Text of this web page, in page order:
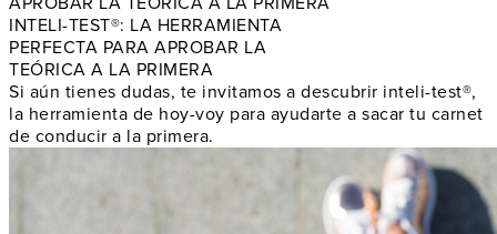
INTELI-TEST®: LA HERRAMIENTA
PERFECTA PARA APROBAR LA
TEÓRICA A LA PRIMERA
Si aún tienes dudas, te invitamos a descubrir inteli-test®,
la herramienta de hoy-voy para ayudarte a sacar tu carnet
de conducir a la primera.